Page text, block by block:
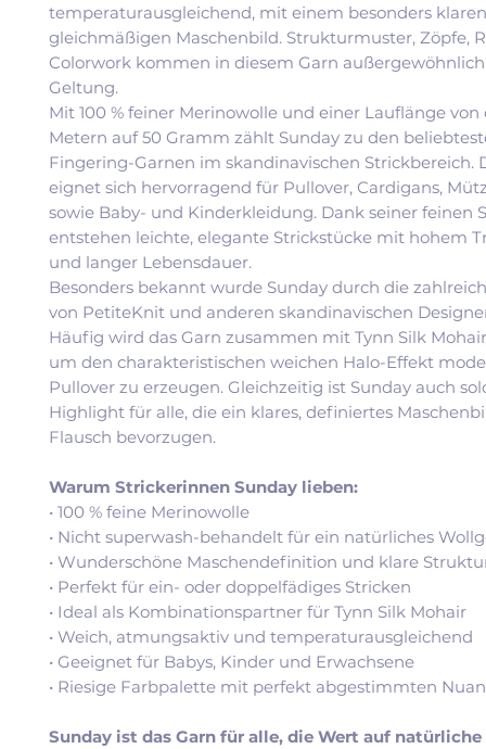
temperaturausgleichend, mit einem besonders
gleichmäßigen Maschenbild. Strukturmuster, Zöpfe,
Colorwork kommen in diesem Garn
Geltung.
Mit 100 % feiner Merinowolle und einer Lauflänge von
Metern auf 50 Gramm zählt Sunday zu den
Fingering-Garnen im skandinavischen Strickbereich.
eignet sich hervorragend für Pullover, Cardigans,
sowie Baby- und Kinderkleidung. Dank seiner feinen
entstehen leichte, elegante Strickstücke mit hohem
und langer Lebensdauer.
Besonders bekannt wurde Sunday durch die
von PetiteKnit und anderen skandinavischen
Häufig wird das Garn zusammen mit Tynn Silk
um den charakteristischen weichen Halo-Effekt
Pullover zu erzeugen. Gleichzeitig ist Sunday auch
Highlight für alle, die ein klares, definiertes
Flausch bevorzugen.
Warum Strickerinnen Sunday lieben:
• 100 % feine Merinowolle
• Nicht superwash-behandelt für ein natürliches
• Wunderschöne Maschendefinition und klare
• Perfekt für ein- oder doppelfädiges Stricken
• Ideal als Kombinationspartner für Tynn Silk Mohair
• Weich, atmungsaktiv und temperaturausgleichend
• Geeignet für Babys, Kinder und Erwachsene
• Riesige Farbpalette mit perfekt abgestimmten
Sunday ist das Garn für alle, die Wert auf natürliche